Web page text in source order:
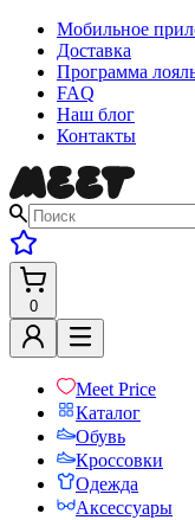
Мобильное
Доставка
Программа
FAQ
Наш блог
Контакты
0
Meet Price
Каталог
Обувь
Кроссовки
Одежда
Аксессуары